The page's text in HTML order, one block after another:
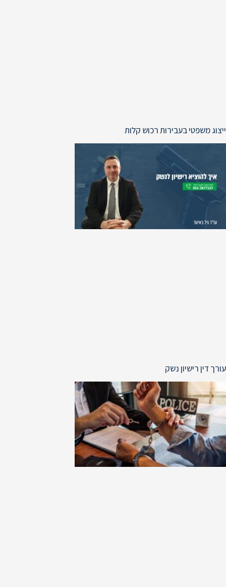
ייצוג משפטי בעבירות רכוש קלות
עורך דין רישיון נשק